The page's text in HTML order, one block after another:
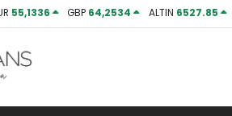
55,1336 GBP 64,2534 ALTIN 6527.85